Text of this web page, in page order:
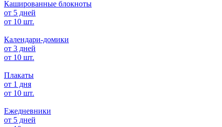
Кашированные блокноты
от 5 дней
от 10 шт.
Календари-домики
от 3 дней
от 10 шт.
Плакаты
от 1 дня
от 10 шт.
Ежедневники
от 5 дней